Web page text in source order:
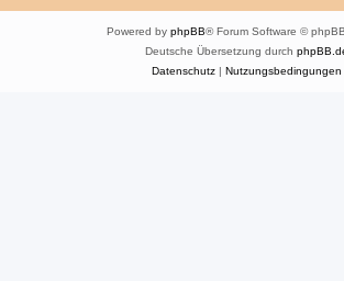
Powered by phpBB® Forum Software ©
Deutsche Übersetzung durch
Datenschutz| Nutzungsbedingungen